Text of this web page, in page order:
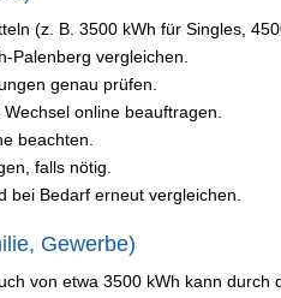
(z. B. 3500 kWh für Singles,
Palenberg vergleichen.
genau prüfen.
online beauftragen.
beachten.
falls nötig.
bei Bedarf erneut vergleichen.
Gewerbe)
von etwa 3500 kWh kann durch